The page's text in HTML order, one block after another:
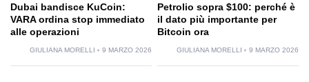
Dubai bandisce KuCoin:
VARA ordina stop immediato
alle operazioni
GIULIANA MORELLI 9 MARZO 2026
Petrolio sopra $100: perché è
il dato più importante per
Bitcoin ora
GIULIANA MORELLI 9 MARZO 2026